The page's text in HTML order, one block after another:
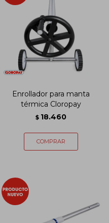
Enrollador para manta
térmica Cloropay
$ 18.460